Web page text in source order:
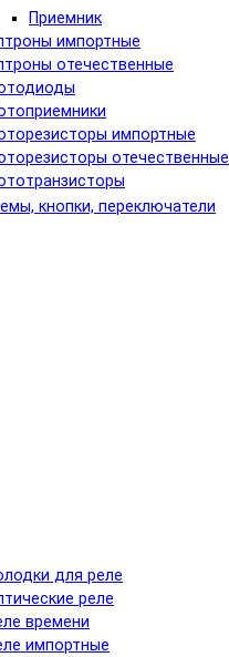
Приемник
импортные
отечественные
импортные
отечественные
кнопки, переключатели
для реле
реле
времени
импортные